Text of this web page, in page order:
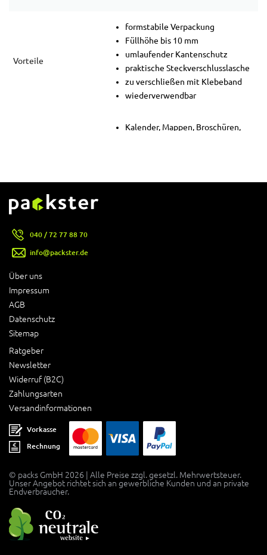
Vorteile
formstabile Verpackung
Füllhöhe bis 10 mm
umlaufender Kantenschutz
praktische Steckverschlusslasche
zu verschließen mit Klebeband
wiederverwendbar
Kalender, Mappen, Broschüren,
Kunstdrucke oder auch Gemälde
Über uns
Impressum
AGB
Datenschutz
Sitemap
Ratgeber
Newsletter
Widerruf (B2C)
Zahlungsarten
Versandinformationen
040 / 72 77 88 70
info@packster.de
Vorkasse
Rechnung
© packs GmbH 2026 | Alle Preise zzgl. gesetzl. Mehrwertsteuer.
Unser Angebot richtet sich an gewerbliche Kunden und an private
Endverbraucher.